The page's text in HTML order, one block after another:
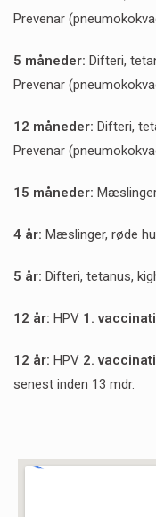
Prevenar
5 måneder: Difteri,
Prevenar
12 måneder: Difteri,
Prevenar
15 måneder:
4 år: Mæslinger, røde
5 år: Difteri, tetanus,
12 år: HPV 1.
12 år: HPV 2.
senest inden 13 mdr.